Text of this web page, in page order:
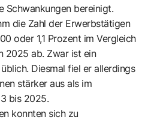
Schwankungen bereinigt.
die Zahl der Erwerbstätigen
oder 1,1 Prozent im Vergleich
2025 ab. Zwar ist ein
Diesmal fiel er allerdings
stärker aus als im
bis 2025.
konnten sich zu